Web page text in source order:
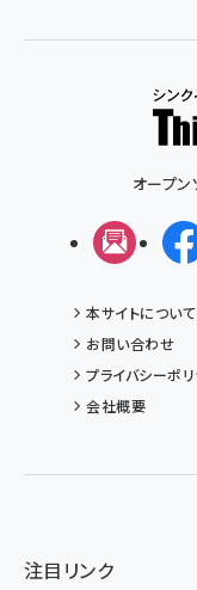
オープ
メルマ
本サイトについて
お問い合わせ
プライバシーポ
会社概要
注目リンク